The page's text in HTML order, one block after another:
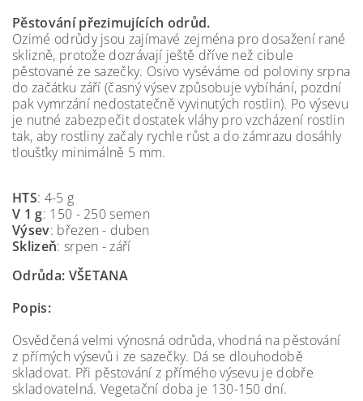
Pěstování přezimujících odrůd.
Ozimé odrůdy jsou zajímavé zejména pro dosažení rané
sklizně, protože dozrávají ještě dříve než cibule
pěstované ze sazečky. Osivo vyséváme od poloviny srpna
do začátku září (časný výsev způsobuje vybíhání, pozdní
pak vymrzání nedostatečně vyvinutých rostlin). Po výsevu
je nutné zabezpečit dostatek vláhy pro vzcházení rostlin
tak, aby rostliny začaly rychle růst a do zámrazu dosáhly
tloušťky minimálně 5 mm.
HTS: 4-5 g
V 1 g: 150 - 250 semen
Výsev: březen - duben
Sklizeň: srpen - září
Odrůda: VŠETANA
Popis:
Osvědčená velmi výnosná odrůda, vhodná na pěstování
z přímých výsevů i ze sazečky. Dá se dlouhodobě
skladovat. Při pěstování z přímého výsevu je dobře
skladovatelná. Vegetační doba je 130-150 dní.